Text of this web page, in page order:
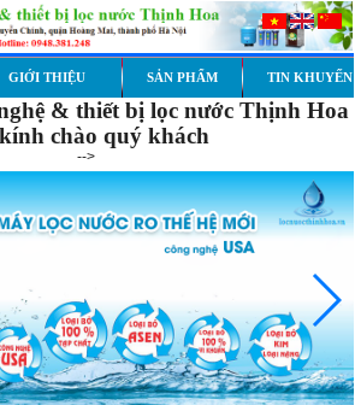
GIỚI THIỆU SẢN PHẨM TIN
& thiết bị lọc nước Thịnh Hoa
chào quý khách
-->